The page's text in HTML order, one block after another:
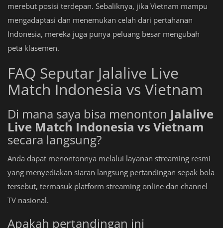
merebut posisi terdepan. Sebaliknya, jika Vietnam mampu
mengadaptasi dan menemukan celah dari pertahanan
Indonesia, mereka juga punya peluang besar mengubah
peta klasemen.
FAQ Seputar Jalalive Live
Match Indonesia vs Vietnam
Di mana saya bisa menonton Jalalive
Live Match Indonesia vs Vietnam
secara langsung?
Anda dapat menontonnya melalui layanan streaming resmi
yang menyediakan siaran langsung pertandingan sepak bola
tersebut, termasuk platform streaming online dan channel
TV nasional.
Apakah pertandingan ini